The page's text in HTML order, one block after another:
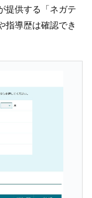
提供する「ネガテ
指導歴は確認でき